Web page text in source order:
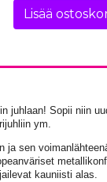
Lisää
juhlaan! Sopii niin
ym.
ja sen
kauniisti alas.